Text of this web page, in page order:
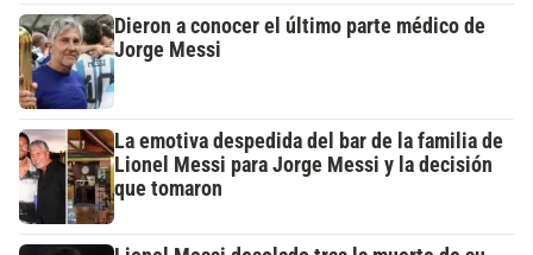
Dieron a conocer el último parte médico de
Jorge Messi
La emotiva despedida del bar de la familia de
Lionel Messi para Jorge Messi y la decisión
que tomaron